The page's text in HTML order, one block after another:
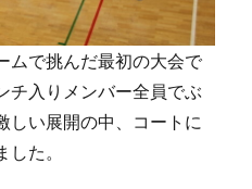
ムで挑んだ最初の大会で
チ入りメンバー全員でぶ
しい展開の中、コートに
た。